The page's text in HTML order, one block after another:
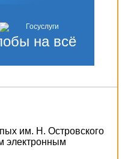
на всё
им. Н. Островского
электронным